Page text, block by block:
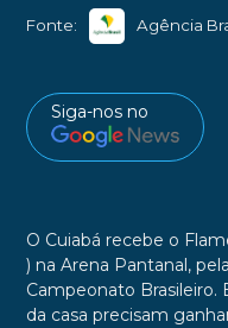
Fonte: Agência
Siga-nos no
O Cuiabá recebe o
) na Arena Pantanal,
Campeonato Brasileiro.
da casa precisam